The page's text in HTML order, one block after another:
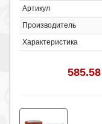
Артикул
Производитель
Характеристика
585.58